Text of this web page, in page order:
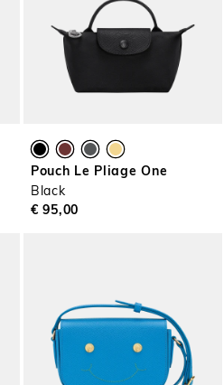
Pouch Le Pliage One
Black
€ 95,00